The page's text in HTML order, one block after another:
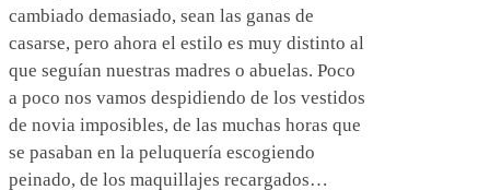
cambiado demasiado, sean las ganas de
casarse, pero ahora el estilo es muy distinto al
que seguían nuestras madres o abuelas. Poco
a poco nos vamos despidiendo de los vestidos
de novia imposibles, de las muchas horas que
se pasaban en la peluquería escogiendo
peinado, de los maquillajes recargados…